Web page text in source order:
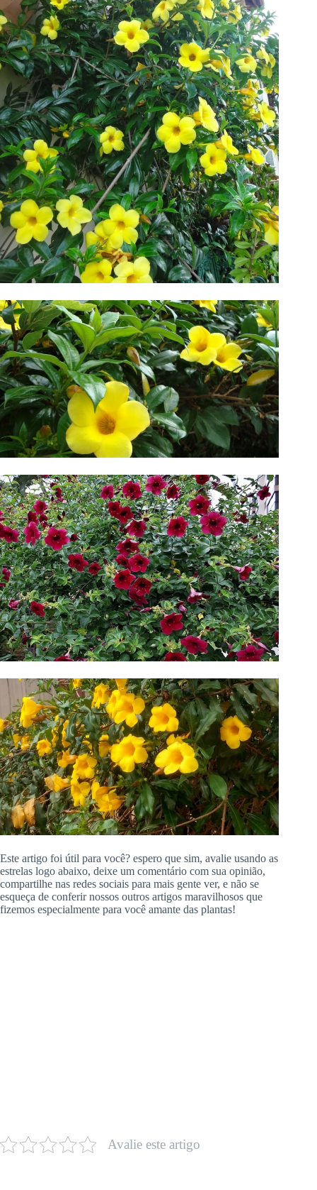
Este artigo foi útil para você? espero que sim, avalie usando as
estrelas logo abaixo, deixe um comentário com sua opinião,
compartilhe nas redes sociais para mais gente ver, e não se
esqueça de conferir nossos outros artigos maravilhosos que
fizemos especialmente para você amante das plantas!
Avalie este artigo